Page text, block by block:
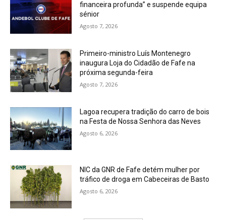
financeira profunda” e suspende equipa
sénior
Agosto 7, 2026
Primeiro-ministro Luís Montenegro
inaugura Loja do Cidadão de Fafe na
próxima segunda-feira
Agosto 7, 2026
Lagoa recupera tradição do carro de bois
na Festa de Nossa Senhora das Neves
Agosto 6, 2026
NIC da GNR de Fafe detém mulher por
tráfico de droga em Cabeceiras de Basto
Agosto 6, 2026